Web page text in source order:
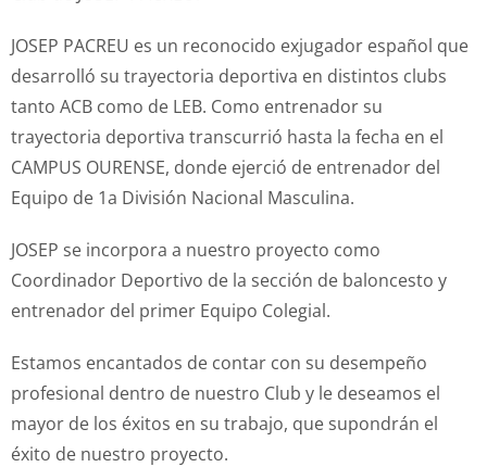
JOSEP PACREU es un reconocido exjugador español que
desarrolló su trayectoria deportiva en distintos clubs
tanto ACB como de LEB. Como entrenador su
trayectoria deportiva transcurrió hasta la fecha en el
CAMPUS OURENSE, donde ejerció de entrenador del
Equipo de 1a División Nacional Masculina.
JOSEP se incorpora a nuestro proyecto como
Coordinador Deportivo de la sección de baloncesto y
entrenador del primer Equipo Colegial.
Estamos encantados de contar con su desempeño
profesional dentro de nuestro Club y le deseamos el
mayor de los éxitos en su trabajo, que supondrán el
éxito de nuestro proyecto.